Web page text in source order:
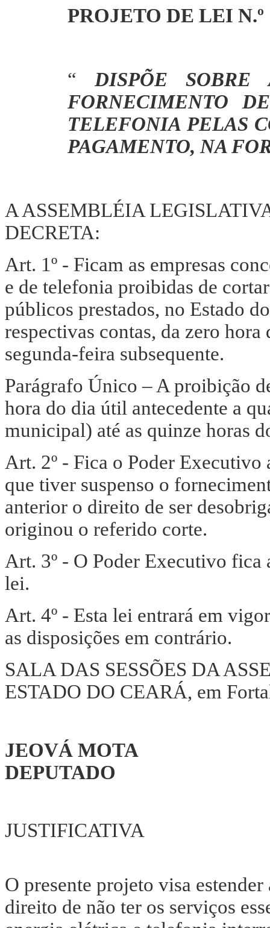
PROJETO DE LEI N.º
“ DISPÕE
FORNECIMENTO
TELEFONIA PELAS
PAGAMENTO, NA
A ASSEMBLÉIA
DECRETA:
Art. 1º - Ficam as empresas
e de telefonia proibidas de
públicos prestados, no Estado
respectivas contas, da zero
segunda-feira subsequente.
Parágrafo Único – A proibição
hora do dia útil antecedente a
municipal) até as quinze horas
Art. 2º - Fica o Poder
que tiver suspenso o
anterior o direito de ser
originou o referido corte.
Art. 3º - O Poder Executivo fica
lei.
Art. 4º - Esta lei entrará em
as disposições em contrário.
SALA DAS SESSÕES DA
ESTADO DO CEARÁ, em
JEOVÁ MOTA
DEPUTADO
JUSTIFICATIVA
O presente projeto visa
direito de não ter os serviços